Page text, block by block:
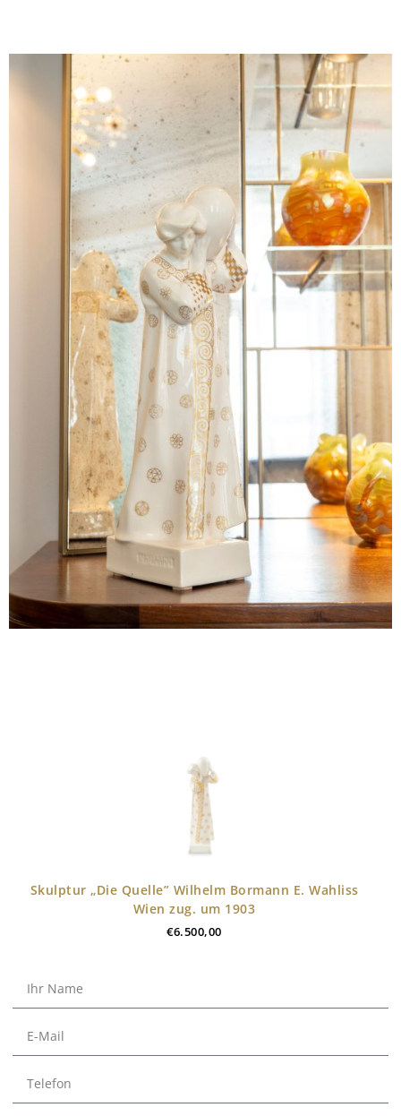
Skulptur „Die Quelle” Wilhelm Bormann E. Wahliss
Wien zug. um 1903
€6.500,00